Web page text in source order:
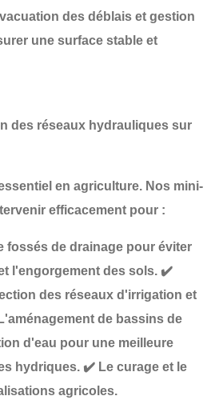
des déblais et gestion
une surface stable et
des réseaux hydrauliques sur
en agriculture. Nos mini-
efficacement pour :
fossés de drainage pour éviter
l'engorgement des sols. ✔️
des réseaux d'irrigation et
L'aménagement de bassins de
d'eau pour une meilleure
hydriques. ✔️ Le curage et le
agricoles.